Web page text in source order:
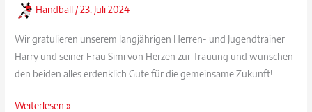
Handball /23. Juli 2024
Wir gratulieren unserem langjährigen Herren- und Jugendtrainer
Harry und seiner Frau Simi von Herzen zur Trauung und wünschen
den beiden alles erdenklich Gute für die gemeinsame Zukunft!
Herzlichen
Weiterlesen »